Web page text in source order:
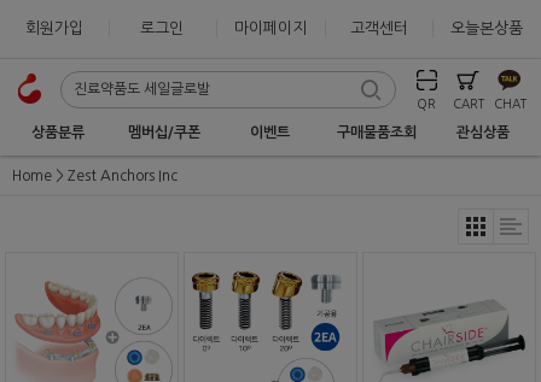
회원가입 로그인 마이페이지 고객센터 오늘본상품
QR CART CHAT
상품분류 멤버십/쿠폰 이벤트 구매물품조회 관심상품
Home Zest Anchors Inc